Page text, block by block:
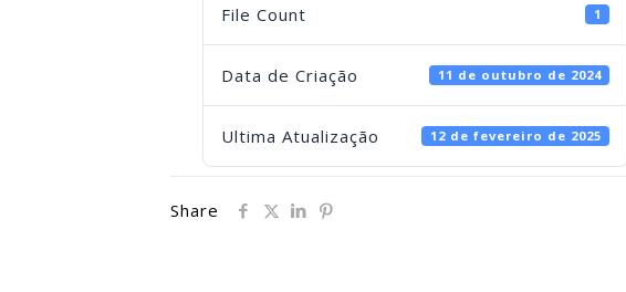
File Count 1
Data de Criação 11 de outubro de 2024
Ultima Atualização 12 de fevereiro de 2025
Share